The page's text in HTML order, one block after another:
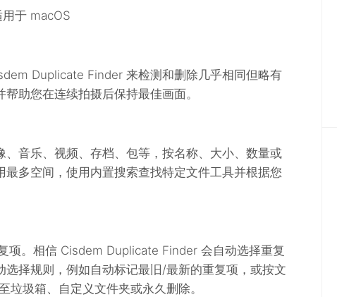
于 macOS
Duplicate Finder 来检测和删除几乎相同但略有
助您在连续拍摄后保持最佳画面。
音乐、视频、存档、包等，按名称、大小、数量或
多空间，使用内置搜索查找特定文件工具并根据您
项。相信 Cisdem Duplicate Finder 会自动选择重复
择规则，例如自动标记最旧/最新的重复项，或按文
圾箱、自定义文件夹或永久删除。